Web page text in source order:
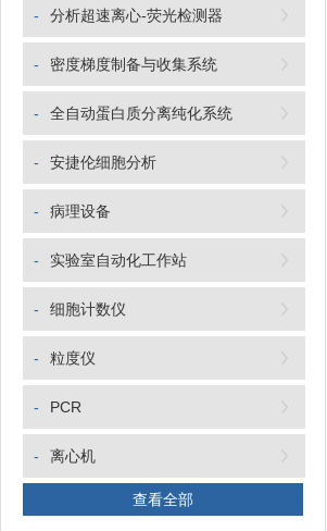
- 分析超速离心-荧光检测器
- 密度梯度制备与收集系统
- 全自动蛋白质分离纯化系统
- 安捷伦细胞分析
- 病理设备
- 实验室自动化工作站
- 细胞计数仪
- 粒度仪
- PCR
- 离心机
查看全部